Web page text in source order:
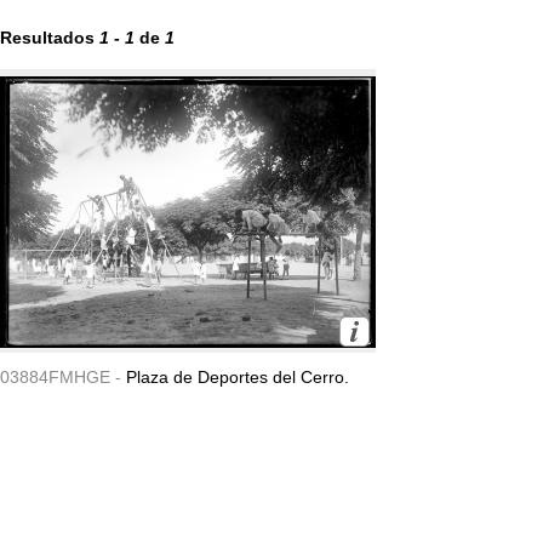
Resultados 1 - 1 de 1
03884FMHGE - Plaza de Deportes del Cerro.